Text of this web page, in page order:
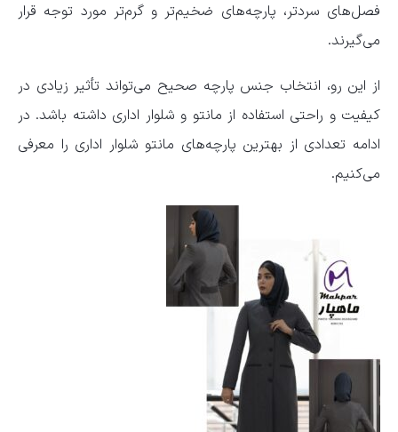
فصل‌های سردتر، پارچه‌های ضخیم‌تر و گرم‌تر مورد توجه قرار
می‌گیرند.
از این رو، انتخاب جنس پارچه صحیح می‌تواند تأثیر زیادی در
کیفیت و راحتی استفاده از مانتو و شلوار اداری داشته باشد. در
ادامه تعدادی از بهترین پارچه‌های مانتو شلوار اداری را معرفی
می‌کنیم.